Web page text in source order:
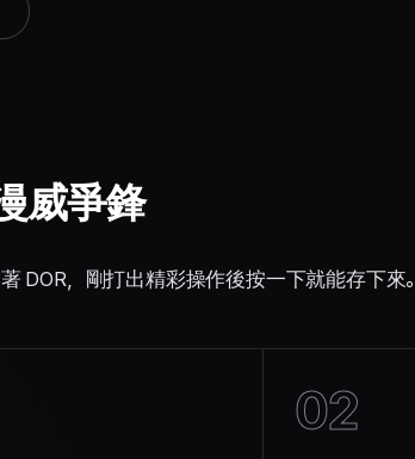
威爭鋒
DOR，剛打出精彩操作後按一下就能存下來。
02